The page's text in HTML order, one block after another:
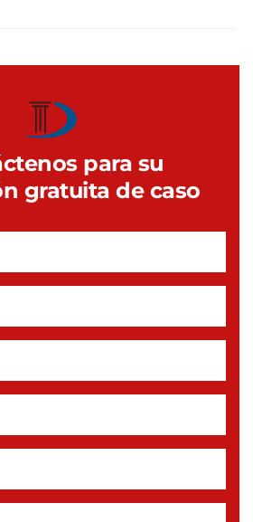
para su
gratuita de caso